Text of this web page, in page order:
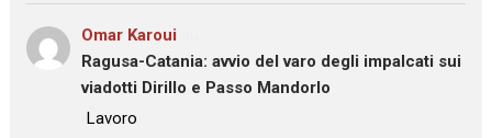
Omar Karoui
Ragusa-Catania: avvio del varo degli impalcati sui
viadotti Dirillo e Passo Mandorlo
: “Lavoro
”